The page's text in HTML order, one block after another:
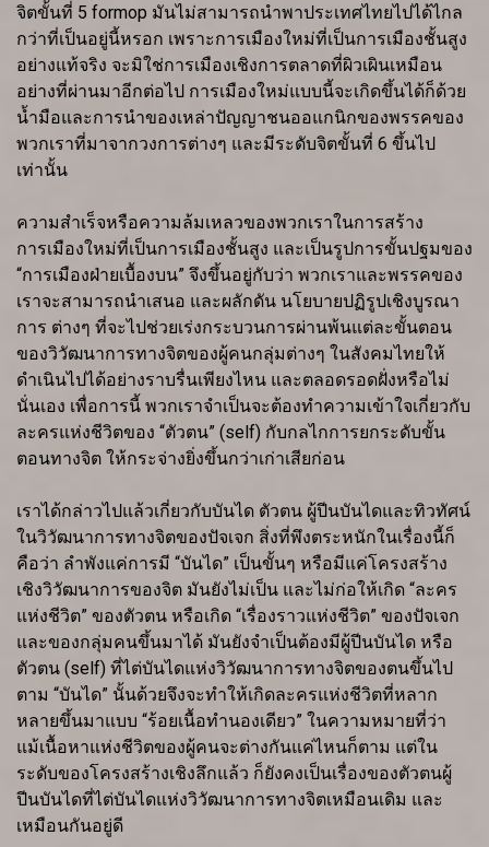
จิตขั้นที่ 5 formop มันไม่สามารถนำพาประเทศไทยไปได้ไกล
กว่าที่เป็นอยู่นี้หรอก เพราะการเมืองใหม่ที่เป็นการเมืองชั้นสูง
อย่างแท้จริง จะมิใช่การเมืองเชิงการตลาดที่ผิวเผินเหมือน
อย่างที่ผ่านมาอีกต่อไป การเมืองใหม่แบบนี้จะเกิดขึ้นได้ก็ด้วย
น้ำมือและการนำของเหล่าปัญญาชนออแกนิกของพรรคของ
พวกเราที่มาจากวงการต่างๆ และมีระดับจิตขั้นที่ 6 ขึ้นไป
เท่านั้น
ความสำเร็จหรือความล้มเหลวของพวกเราในการสร้าง
การเมืองใหม่ที่เป็นการเมืองชั้นสูง และเป็นรูปการขั้นปฐมของ
“การเมืองฝ่ายเบื้องบน” จึงขึ้นอยู่กับว่า พวกเราและพรรคของ
เราจะสามารถนำเสนอ และผลักดัน นโยบายปฏิรูปเชิงบูรณา
การ ต่างๆ ที่จะไปช่วยเร่งกระบวนการผ่านพ้นแต่ละขั้นตอน
ของวิวัฒนาการทางจิตของผู้คนกลุ่มต่างๆ ในสังคมไทยให้
ดำเนินไปได้อย่างราบรื่นเพียงไหน และตลอดรอดฝั่งหรือไม่
นั่นเอง เพื่อการนี้ พวกเราจำเป็นจะต้องทำความเข้าใจเกี่ยวกับ
ละครแห่งชีวิตของ “ตัวตน” (self) กับกลไกการยกระดับขั้น
ตอนทางจิต ให้กระจ่างยิ่งขึ้นกว่าเก่าเสียก่อน
เราได้กล่าวไปแล้วเกี่ยวกับบันได ตัวตน ผู้ปีนบันไดและทิวทัศน์
ในวิวัฒนาการทางจิตของปัจเจก สิ่งที่พึงตระหนักในเรื่องนี้ก็
คือว่า ลำพังแค่การมี “บันได” เป็นขั้นๆ หรือมีแค่โครงสร้าง
เชิงวิวัฒนาการของจิต มันยังไม่เป็น และไม่ก่อให้เกิด “ละคร
แห่งชีวิต” ของตัวตน หรือเกิด “เรื่องราวแห่งชีวิต” ของปัจเจก
และของกลุ่มคนขึ้นมาได้ มันยังจำเป็นต้องมีผู้ปีนบันได หรือ
ตัวตน (self) ที่ไต่บันไดแห่งวิวัฒนาการทางจิตของตนขึ้นไป
ตาม “บันได” นั้นด้วยจึงจะทำให้เกิดละครแห่งชีวิตที่หลาก
หลายขึ้นมาแบบ “ร้อยเนื้อทำนองเดียว” ในความหมายที่ว่า
แม้เนื้อหาแห่งชีวิตของผู้คนจะต่างกันแค่ไหนก็ตาม แต่ใน
ระดับของโครงสร้างเชิงลึกแล้ว ก็ยังคงเป็นเรื่องของตัวตนผู้
ปีนบันไดที่ไต่บันไดแห่งวิวัฒนาการทางจิตเหมือนเดิม และ
เหมือนกันอยู่ดี